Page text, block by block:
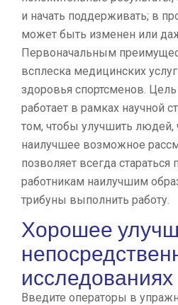
и начать поддерживать; в
может быть изменен или
Первоначальным
всплеска медицинских
здоровья спортсменов.
работает в рамках научной
том, чтобы улучшить людей,
наилучшее возможное
позволяет всегда
работникам наилучшим
трибуны выполнить работу.
Хорошее
исследованиях
Введите операторы в